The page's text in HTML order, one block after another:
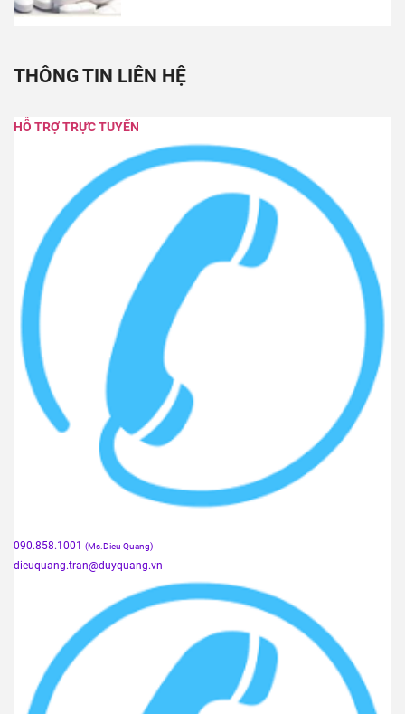
THÔNG TIN LIÊN HỆ
HỖ TRỢ TRỰC TUYẾN
090.858.1001 (Ms.Dieu Quang)
dieuquang.tran@duyquang.vn